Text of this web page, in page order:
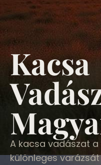
Kacsa
A kacsa vadászat a
különleges